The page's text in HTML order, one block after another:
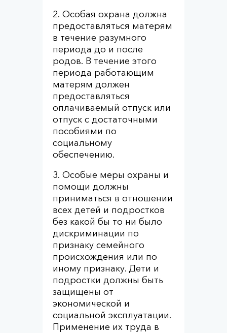
2. Особая охрана должна
предоставляться матерям
в течение разумного
периода до и после
родов. В течение этого
периода работающим
матерям должен
предоставляться
оплачиваемый отпуск или
отпуск с достаточными
пособиями по
социальному
обеспечению.
3. Особые меры охраны и
помощи должны
приниматься в отношении
всех детей и подростков
без какой бы то ни было
дискриминации по
признаку семейного
происхождения или по
иному признаку. Дети и
подростки должны быть
защищены от
экономической и
социальной эксплуатации.
Применение их труда в